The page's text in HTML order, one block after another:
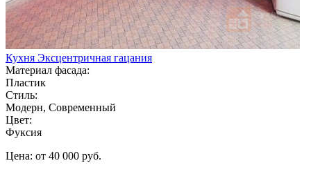
Кухня Эксцентричная гацания
Материал фасада:
Пластик
Стиль:
Модерн, Современный
Цвет:
Фуксия
Цена: от 40 000 руб.